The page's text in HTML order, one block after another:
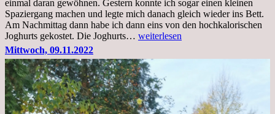
einmal daran gewöhnen. Gestern konnte ich sogar einen kleinen
Spaziergang machen und legte mich danach gleich wieder ins Bett.
Am Nachmittag dann habe ich dann eins von den hochkalorischen
Joghurts gekostet. Die Joghurts… Freitag,
Therapie
Beginn
gut
überstanden
weiterlesen
Mittwoch, 09.11.2022